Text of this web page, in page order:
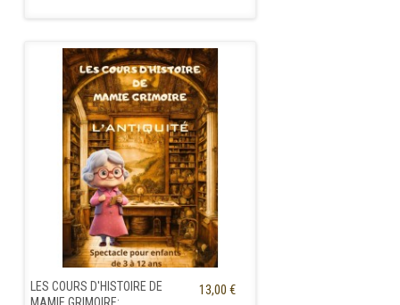
LES COURS D'HISTOIRE DE
13,00 €